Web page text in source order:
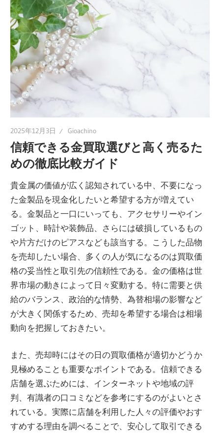
き
る
業
者
を
徹
底
解
説！
2025年12月3日 Gioachino
信頼できる金買取選びと高く売るた
めの徹底比較ガイド
貴金属の価値が広く認知されている中、不要になっ
た金製品を現金化したいと希望する方が増えてい
る。金製品と一口にいっても、アクセサリーやイン
ゴット、時計や装飾品、さらには破損しているもの
や片方だけのピアスなども該当する。こうした品物
を売却したい場合、多くの人が気になるのは買取価
格の妥当性と取引先の信頼性である。金の価格は世
界市場の動きによって日々変動する。特に需要と供
給のバランス、政治的な情勢、為替相場の影響など
が大きく関係するため、売却を希望する場合は相場
動向を把握しておきたい。
また、売却時にはその日の買取価格が適切かどうか
見極めることも重要なポイントである。信頼できる
店舗を選ぶためには、インターネットや地域の評
判、有識者の口コミなどを参考にするのがよいとさ
れている。実際に店舗を利用した人々の評価やおす
すめする理由を調べることで、安心して取引できる